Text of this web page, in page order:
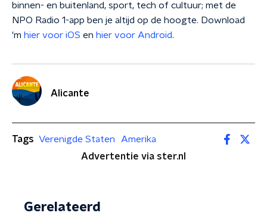
binnen- en buitenland, sport, tech of cultuur; met de
NPO Radio 1-app ben je altijd op de hoogte. Download
'm hier voor iOS en hier voor Android.
Alicante
Tags Verenigde Staten
Amerika
Advertentie via ster.nl
Gerelateerd